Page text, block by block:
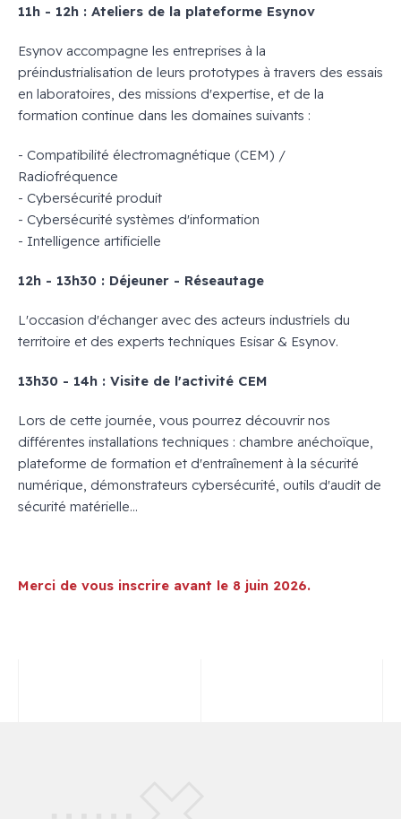
11h - 12h : Ateliers de la plateforme Esynov
Esynov accompagne les entreprises à la
préindustrialisation de leurs prototypes à travers des essais
en laboratoires, des missions d'expertise, et de la
formation continue dans les domaines suivants :
- Compatibilité électromagnétique (CEM) /
Radiofréquence
- Cybersécurité produit
- Cybersécurité systèmes d'information
- Intelligence artificielle
12h - 13h30 : Déjeuner - Réseautage
L'occasion d'échanger avec des acteurs industriels du
territoire et des experts techniques Esisar & Esynov.
13h30 - 14h : Visite de l'activité CEM
Lors de cette journée, vous pourrez découvrir nos
différentes installations techniques : chambre anéchoïque,
plateforme de formation et d'entraînement à la sécurité
numérique, démonstrateurs cybersécurité, outils d'audit de
sécurité matérielle…
Merci de vous inscrire avant le 8 juin 2026.